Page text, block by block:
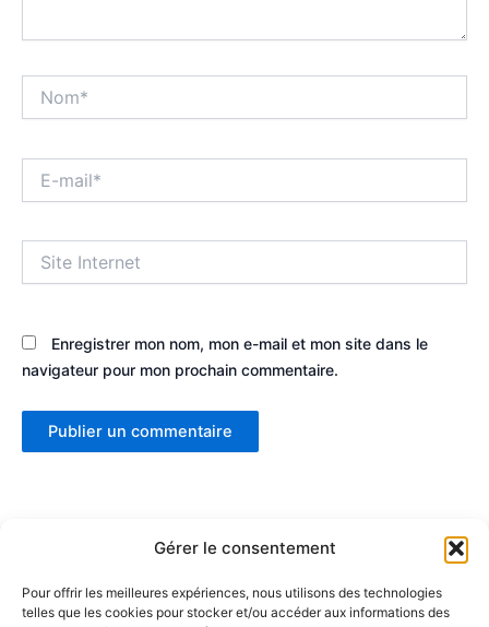
Gérer le consentement
Pour offrir les meilleures expériences, nous utilisons des technologies
telles que les cookies pour stocker et/ou accéder aux informations des
mail*
Internet
Enregistrer mon nom, mon e-mail et mon site dans le
navigateur pour mon prochain commentaire.